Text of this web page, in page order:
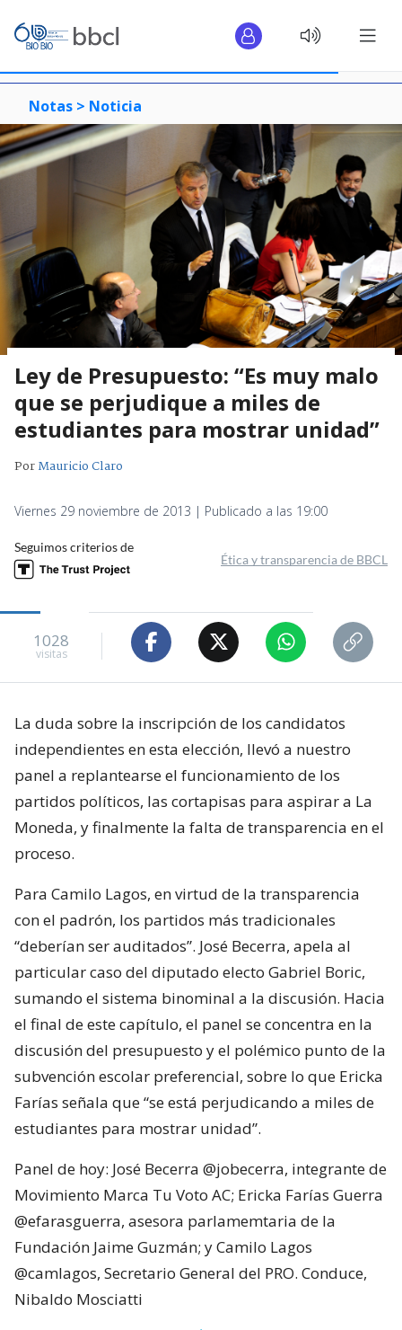
Notas > Noticia
Ley de Presupuesto: “Es muy malo
que se perjudique a miles de
estudiantes para mostrar unidad”
PorMauricio Claro
Viernes 29 noviembre de 2013 | Publicado a las 19:00
Seguimos criterios de
Ética y transparencia de BBCL
1028
visitas
La duda sobre la inscripción de los candidatos
independientes en esta elección, llevó a nuestro
panel a replantearse el funcionamiento de los
partidos políticos, las cortapisas para aspirar a La
Moneda, y finalmente la falta de transparencia en el
proceso.
Para Camilo Lagos, en virtud de la transparencia
con el padrón, los partidos más tradicionales
“deberían ser auditados”. José Becerra, apela al
particular caso del diputado electo Gabriel Boric,
sumando el sistema binominal a la discusión. Hacia
el final de este capítulo, el panel se concentra en la
discusión del presupuesto y el polémico punto de la
subvención escolar preferencial, sobre lo que Ericka
Farías señala que “se está perjudicando a miles de
estudiantes para mostrar unidad”.
Panel de hoy: José Becerra @jobecerra, integrante de
Movimiento Marca Tu Voto AC; Ericka Farías Guerra
@efarasguerra, asesora parlamemtaria de la
Fundación Jaime Guzmán; y Camilo Lagos
@camlagos, Secretario General del PRO. Conduce,
Nibaldo Mosciatti